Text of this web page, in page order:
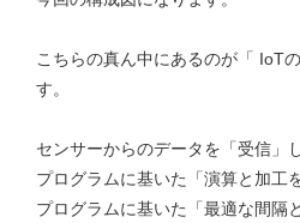
こちらの真ん中にあるのが「 IoT
す。
センサーからのデータを「受信」し
プログラムに基いた「演算と加工
プログラムに基いた「最適な間隔